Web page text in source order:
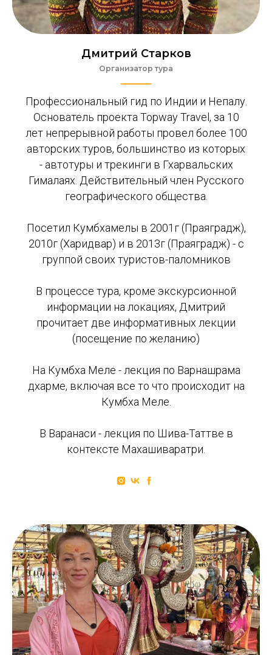
Дмитрий Старков
Организатор тура
Профессиональный гид по Индии и Непалу.
Основатель проекта Topway Travel, за 10
лет непрерывной работы провел более 100
авторских туров, большинство из которых
- автотуры и трекинги в Гхарвальских
Гималаях. Действительный член Русского
географического общества.
Посетил Кумбхамелы в 2001г (Праяградж),
2010г (Харидвар) и в 2013г (Праяградж) - с
группой своих туристов-паломников
В процессе тура, кроме экскурсионной
информации на локациях, Дмитрий
прочитает две информативных лекции
(посещение по желанию)
На Кумбха Меле - лекция по Варнашрама
дхарме, включая все то что происходит на
Кумбха Меле.
В Варанаси - лекция по Шива-Таттве в
контексте Махашиваратри.